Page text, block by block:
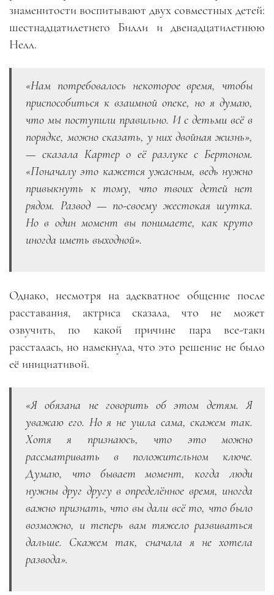
знаменитости воспитывают двух совместных детей:
шестнадцатилетнего Билли и двенадцатилетнюю
Нелл.
«Нам потребовалось некоторое время, чтобы
приспособиться к взаимной опеке, но я думаю,
что мы поступили правильно. И с детьми всё в
порядке, можно сказать, у них двойная жизнь»,
— сказала Картер о её разлуке с Бертоном.
«Поначалу это кажется ужасным, ведь нужно
привыкнуть к тому, что твоих детей нет
рядом. Развод — по-своему жестокая шутка.
Но в один момент вы понимаете, как круто
иногда иметь выходной».
Однако, несмотря на адекватное общение после
расставания, актриса сказала, что не может
озвучить, по какой причине пара все-таки
рассталась, но намекнула, что это решение не было
её инициативой.
«Я обязана не говорить об этом детям. Я
уважаю его. Но я не ушла сама, скажем так.
Хотя я признаюсь, что это можно
рассматривать в положительном ключе.
Думаю, что бывает момент, когда люди
нужны друг другу в определённое время, иногда
важно признать, что вы дали всё то, что было
возможно, и теперь вам тяжело развиваться
дальше. Скажем так, сначала я не хотела
развода».